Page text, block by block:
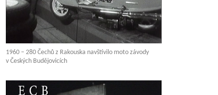
1960 – 280 Čechů z Rakouska navštívilo moto závody
v Českých Budějovicích